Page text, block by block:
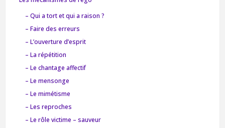
– Qui a tort et qui a raison ?
– Faire des erreurs
– L’ouverture d’esprit
– La répétition
– Le chantage affectif
– Le mensonge
– Le mimétisme
– Les reproches
– Le rôle victime – sauveur